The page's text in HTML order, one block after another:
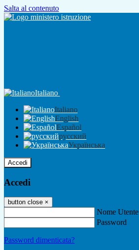
Salta al contenuto
Italiano
Italiano
English
Español
русский
Українська
Accedi
Accedi
button close ×
Nome Utente
Password
Password dimenticata?